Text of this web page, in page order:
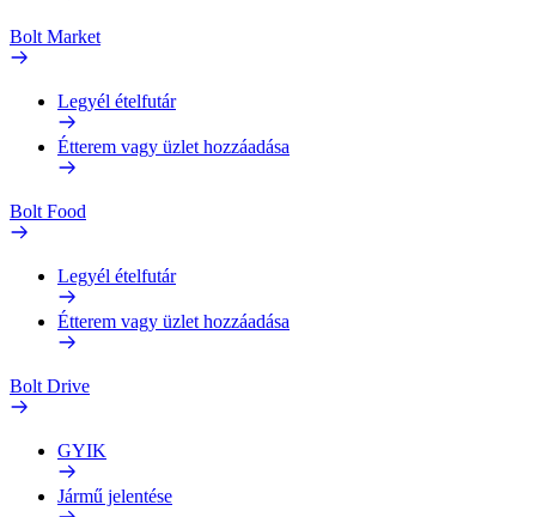
Bolt Market
Legyél ételfutár
Étterem vagy üzlet hozzáadása
Bolt Food
Legyél ételfutár
Étterem vagy üzlet hozzáadása
Bolt Drive
GYIK
Jármű jelentése